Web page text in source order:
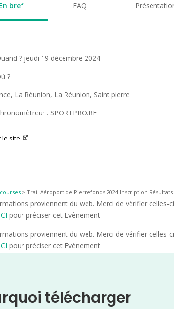
En bref FAQ
? jeudi 19 décembre 2024
?
La Réunion, La Réunion, Saint pierre
: SPORTPRO.RE
le site
courses >Trail Aéroport de Pierrefonds 2024 Inscription Résultats
proviennent du web. Merci de vérifier celles-
ICI pour préciser cet Evènement
proviennent du web. Merci de vérifier celles-
ICI pour préciser cet Evènement
télécharger